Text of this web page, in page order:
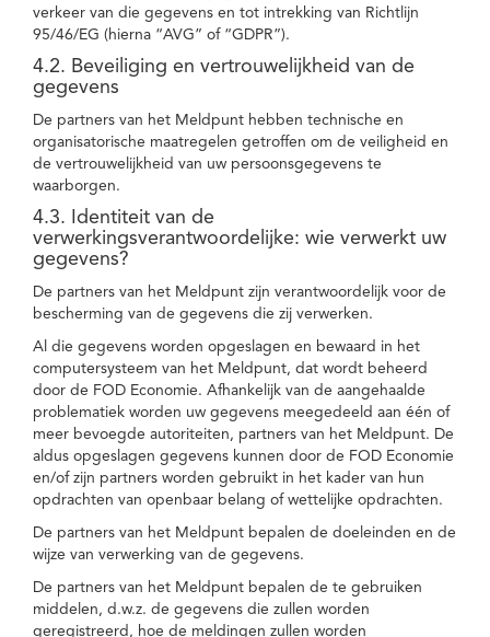
verkeer van die gegevens en tot intrekking van Richtlijn
95/46/EG (hierna “AVG” of “GDPR”).
4.2. Beveiliging en vertrouwelijkheid van de
gegevens
De partners van het Meldpunt hebben technische en
organisatorische maatregelen getroffen om de veiligheid en
de vertrouwelijkheid van uw persoonsgegevens te
waarborgen.
4.3. Identiteit van de
verwerkingsverantwoordelijke: wie verwerkt uw
gegevens?
De partners van het Meldpunt zijn verantwoordelijk voor de
bescherming van de gegevens die zij verwerken.
Al die gegevens worden opgeslagen en bewaard in het
computersysteem van het Meldpunt, dat wordt beheerd
door de FOD Economie. Afhankelijk van de aangehaalde
problematiek worden uw gegevens meegedeeld aan één of
meer bevoegde autoriteiten, partners van het Meldpunt. De
aldus opgeslagen gegevens kunnen door de FOD Economie
en/of zijn partners worden gebruikt in het kader van hun
opdrachten van openbaar belang of wettelijke opdrachten.
De partners van het Meldpunt bepalen de doeleinden en de
wijze van verwerking van de gegevens.
De partners van het Meldpunt bepalen de te gebruiken
middelen, d.w.z. de gegevens die zullen worden
geregistreerd, hoe de meldingen zullen worden